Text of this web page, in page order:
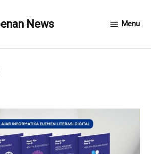
News Menu